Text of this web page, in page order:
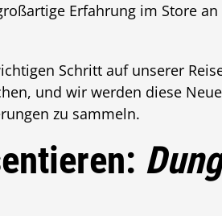
Erfahrung im Store
Schritt auf unserer
und wir werden diese
zu sammeln.